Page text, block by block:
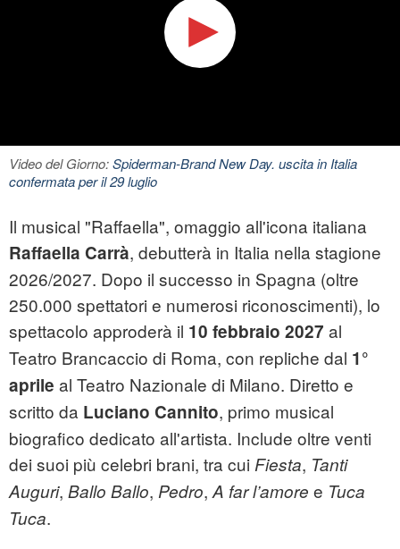
Video del Giorno:Spiderman-Brand New Day. uscita in Italia
confermata per il 29 luglio
Il musical "Raffaella", omaggio all'icona italiana
Raffaella Carrà, debutterà in Italia nella stagione
2026/2027. Dopo il successo in Spagna (oltre
250.000 spettatori e numerosi riconoscimenti), lo
spettacolo approderà il 10 febbraio 2027 al
Teatro Brancaccio di Roma, con repliche dal 1°
aprile al Teatro Nazionale di Milano. Diretto e
scritto da Luciano Cannito, primo musical
biografico dedicato all'artista. Include oltre venti
dei suoi più celebri brani, tra cui Fiesta, Tanti
Auguri, Ballo Ballo, Pedro, A far l’amore e Tuca
Tuca.